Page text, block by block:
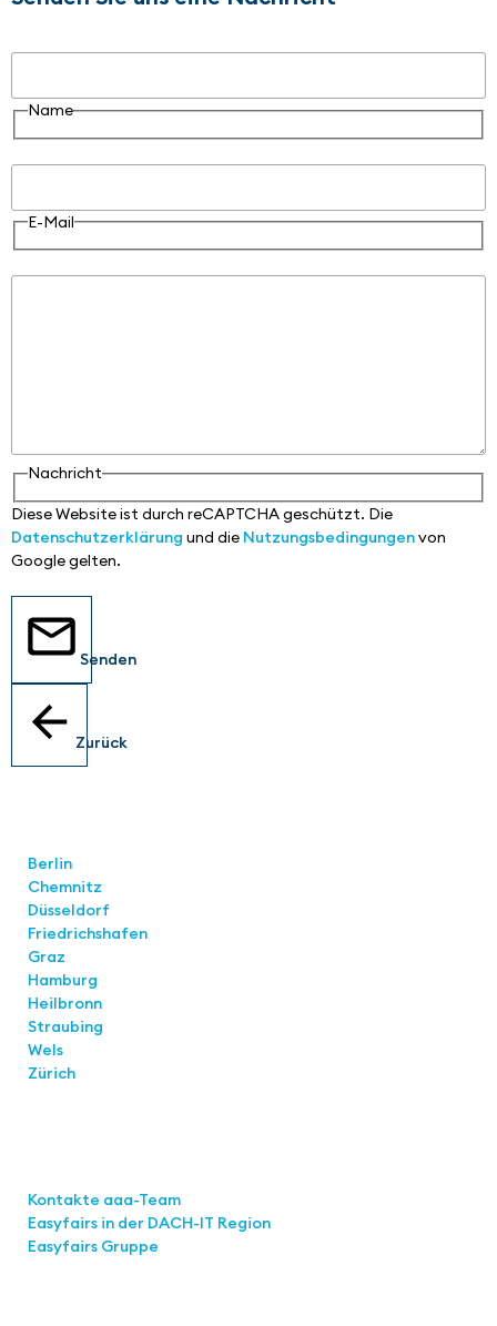
Name
E-Mail
Nachricht
Diese Website ist durch reCAPTCHA geschützt. Die
Datenschutzerklärung und die Nutzungsbedingungenvon
Google gelten.
Senden
Zurück
Berlin
Chemnitz
Düsseldorf
Friedrichshafen
Graz
Hamburg
Heilbronn
Straubing
Wels
Zürich
Kontakte aaa-Team
Easyfairs in der DACH-IT Region
Easyfairs Gruppe